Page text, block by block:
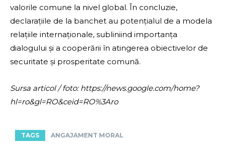
valorile comune la nivel global. În concluzie,
declarațiile de la banchet au potențialul de a modela
relațiile internaționale, subliniind importanța
dialogului și a cooperării în atingerea obiectivelor de
securitate și prosperitate comună.
Sursa articol / foto: https://news.google.com/home?
hl=ro&gl=RO&ceid=RO%3Aro
TAGS
ANGAJAMENT MORAL